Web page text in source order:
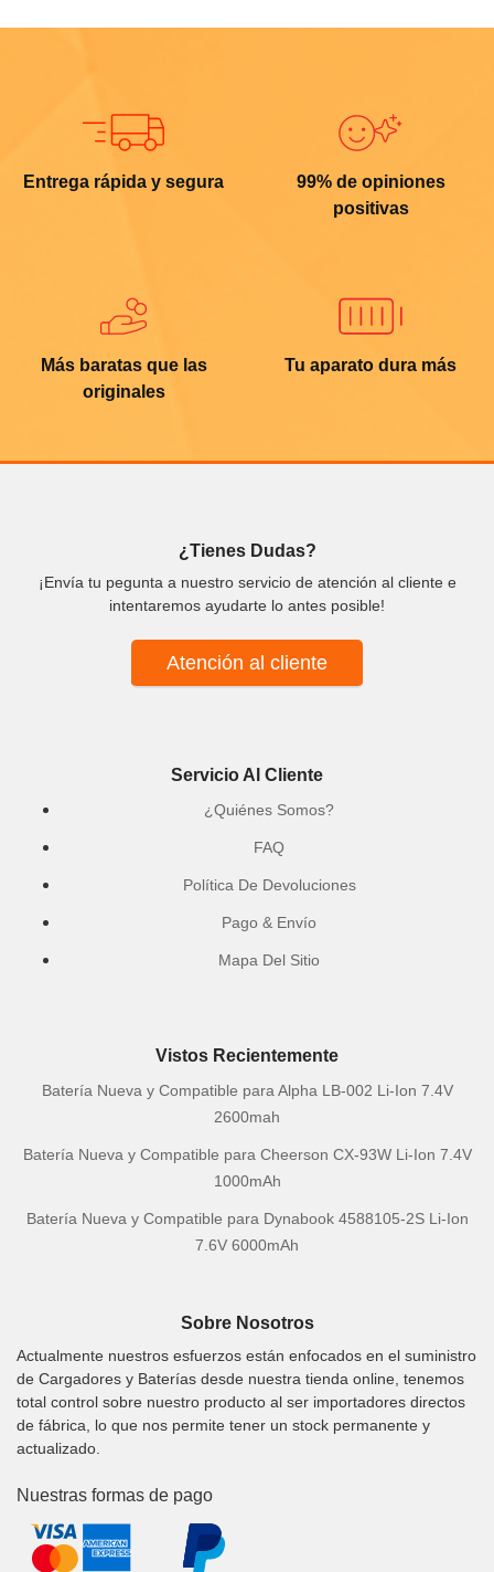
Entrega rápida y segura
99% de opiniones
positivas
Más baratas que las
originales
Tu aparato dura más
¿Tienes Dudas?
¡Envía tu pegunta a nuestro servicio de atención al cliente e
intentaremos ayudarte lo antes posible!
Atención al cliente
Servicio Al Cliente
¿Quiénes Somos?
FAQ
Política De Devoluciones
Pago & Envío
Mapa Del Sitio
Vistos Recientemente
Batería Nueva y Compatible para Alpha LB-002 Li-Ion 7.4V
2600mah
Batería Nueva y Compatible para Cheerson CX-93W Li-Ion 7.4V
1000mAh
Batería Nueva y Compatible para Dynabook 4588105-2S Li-Ion
7.6V 6000mAh
Sobre Nosotros
Actualmente nuestros esfuerzos están enfocados en el suministro
de Cargadores y Baterías desde nuestra tienda online, tenemos
total control sobre nuestro producto al ser importadores directos
de fábrica, lo que nos permite tener un stock permanente y
actualizado.
Nuestras formas de pago